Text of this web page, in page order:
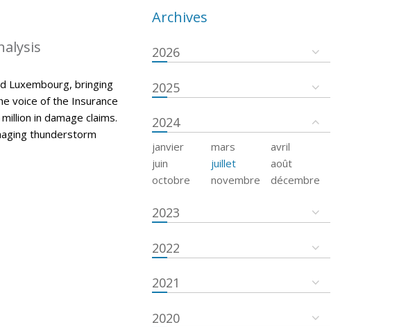
Luxembourg, bringing
voice of the Insurance
in damage claims.
thunderstorm
Archives
2026
2025
2024
janvier mars
avril
juin
juillet
août
octobre
novembre décembre
2023
2022
2021
2020